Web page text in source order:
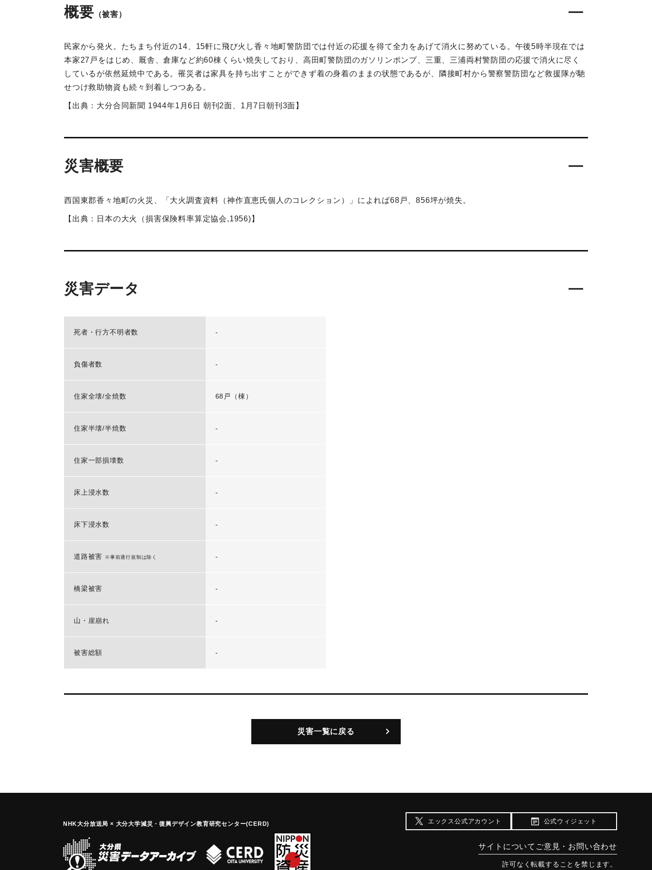
概要 （被害）
民家から発火。たちまち付近の14、15軒に飛び火し香々地町警防団では付近の応援を得て全力をあげて消火に努めている。午後5時半現在では
本家27戸をはじめ、厩舎、倉庫など約60棟くらい焼失しており、高田町警防団のガソリンポンプ、三重、三浦両村警防団の応援で消火に尽く
しているが依然延焼中である。罹災者は家具を持ち出すことができず着の身着のままの状態であるが、隣接町村から警察警防団など救援隊が馳
せつけ救助物資も続々到着しつつある。
【出典：大分合同新聞 1944年1月6日 朝刊2面、1月7日朝刊3面】
災害概要
西国東郡香々地町の火災、「大火調査資料（神作直恵氏個人のコレクション）」によれば68戸、856坪が焼失。
【出典：日本の大火（損害保険料率算定協会,1956)】
災害データ
死者・行方不明者数 -
負傷者数 -
住家全壊/全焼数 68戸（棟）
住家半壊/半焼数 -
住家一部損壊数 -
床上浸水数 -
床下浸水数 -
道路被害 ※事前通行規制は除く -
橋梁被害 -
山・崖崩れ -
被害総額 -
災害一覧に戻る
NHK大分放送局 × 大分大学減災 ・復興デザイン教育研究センター(CERD) エックス公式アカウント 公式ウィジェット
サイトについて ご意見・お問い合わせ
許可なく転載することを禁じます。